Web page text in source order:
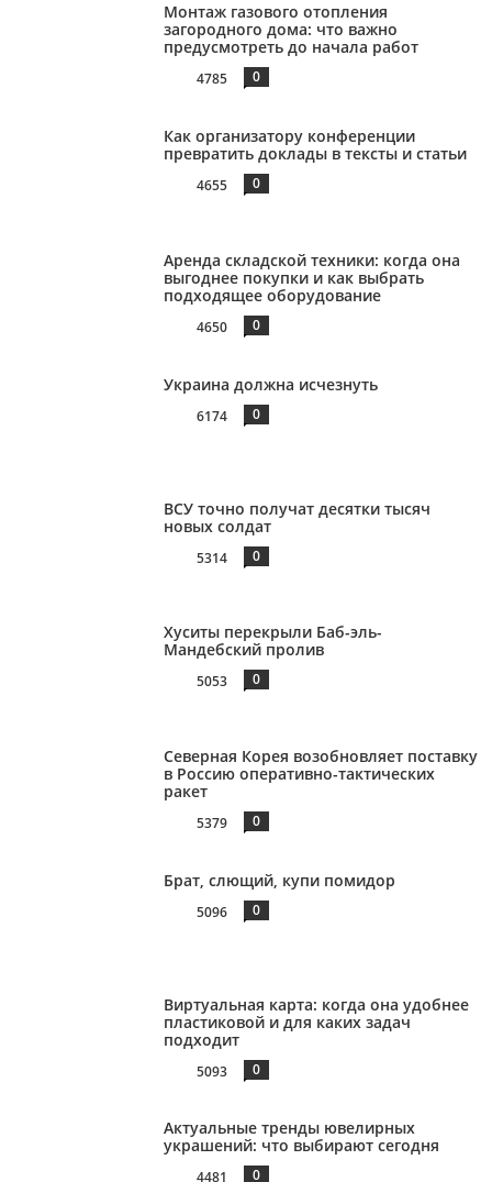
Монтаж газового отопления
загородного дома: что важно
предусмотреть до начала работ
4785 0
Как организатору конференции
превратить доклады в тексты и статьи
4655 0
Аренда складской техники: когда она
выгоднее покупки и как выбрать
подходящее оборудование
4650 0
Украина должна исчезнуть
6174 0
ВСУ точно получат десятки тысяч
новых солдат
5314 0
Хуситы перекрыли Баб-эль-
Мандебский пролив
5053 0
Северная Корея возобновляет поставку
в Россию оперативно-тактических
ракет
5379 0
Брат, слющий, купи помидор
5096 0
Виртуальная карта: когда она удобнее
пластиковой и для каких задач
подходит
5093 0
Актуальные тренды ювелирных
украшений: что выбирают сегодня
4481 0